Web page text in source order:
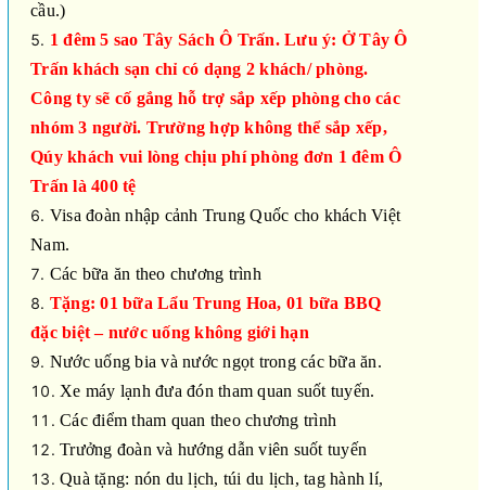
cầu.)
1 đêm 5 sao Tây Sách Ô Trấn. Lưu ý: Ở Tây Ô
Trấn khách sạn chỉ có dạng 2 khách/ phòng.
Công ty sẽ cố gắng hỗ trợ sắp xếp phòng cho các
nhóm 3 người. Trường hợp không thể sắp xếp,
Qúy khách vui lòng chịu phí phòng đơn 1 đêm Ô
Trấn là 400 tệ
Visa đoàn nhập cảnh Trung Quốc cho khách Việt
Nam.
Các bữa ăn theo chương trình
Tặng: 01 bữa Lẩu Trung Hoa, 01 bữa BBQ
đặc biệt – nước uống không giới hạn
Nước uống bia và nước ngọt trong các bữa ăn.
Xe máy lạnh đưa đón tham quan suốt tuyến.
Các điểm tham quan theo chương trình
Trưởng đoàn và hướng dẫn viên suốt tuyến
Quà tặng: nón du lịch, túi du lịch, tag hành lí,